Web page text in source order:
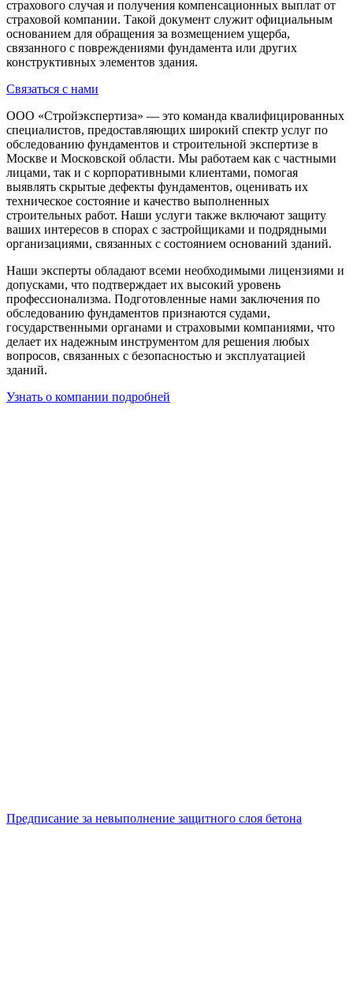
страхового случая и получения компенсационных выплат от
страховой компании. Такой документ служит официальным
основанием для обращения за возмещением ущерба,
связанного с повреждениями фундамента или других
конструктивных элементов здания.
Связаться с нами
ООО «Стройэкспертиза» — это команда квалифицированных
специалистов, предоставляющих широкий спектр услуг по
обследованию фундаментов и строительной экспертизе в
Москве и Московской области. Мы работаем как с частными
лицами, так и с корпоративными клиентами, помогая
выявлять скрытые дефекты фундаментов, оценивать их
техническое состояние и качество выполненных
строительных работ. Наши услуги также включают защиту
ваших интересов в спорах с застройщиками и подрядными
организациями, связанных с состоянием оснований зданий.
Наши эксперты обладают всеми необходимыми лицензиями и
допусками, что подтверждает их высокий уровень
профессионализма. Подготовленные нами заключения по
обследованию фундаментов признаются судами,
государственными органами и страховыми компаниями, что
делает их надежным инструментом для решения любых
вопросов, связанных с безопасностью и эксплуатацией
зданий.
Узнать о компании подробней
Предписание за невыполнение защитного слоя бетона